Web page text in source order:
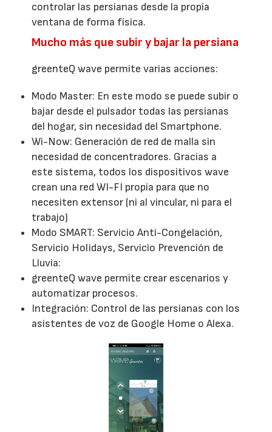
controlar las persianas desde la propia
ventana de forma física.
Mucho más que subir y bajar la persiana
greenteQ wave permite varias acciones:
Modo Master: En este modo se puede subir o
bajar desde el pulsador todas las persianas
del hogar, sin necesidad del Smartphone.
Wi-Now: Generación de red de malla sin
necesidad de concentradores. Gracias a
este sistema, todos los dispositivos wave
crean una red WI-FI propia para que no
necesiten extensor (ni al vincular, ni para el
trabajo)
Modo SMART: Servicio Anti-Congelación,
Servicio Holidays, Servicio Prevención de
Lluvia:
greenteQ wave permite crear escenarios y
automatizar procesos.
Integración: Control de las persianas con los
asistentes de voz de Google Home o Alexa.